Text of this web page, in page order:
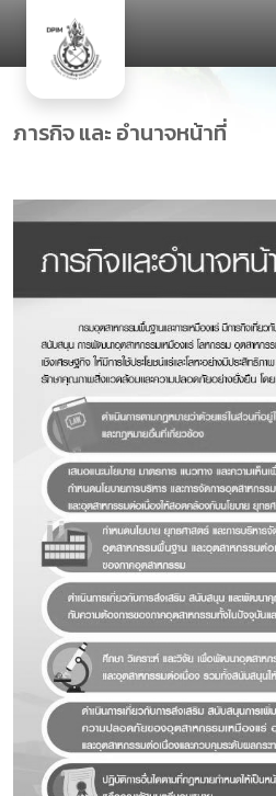
ภารกิจ และ อำนาจหน้าที่